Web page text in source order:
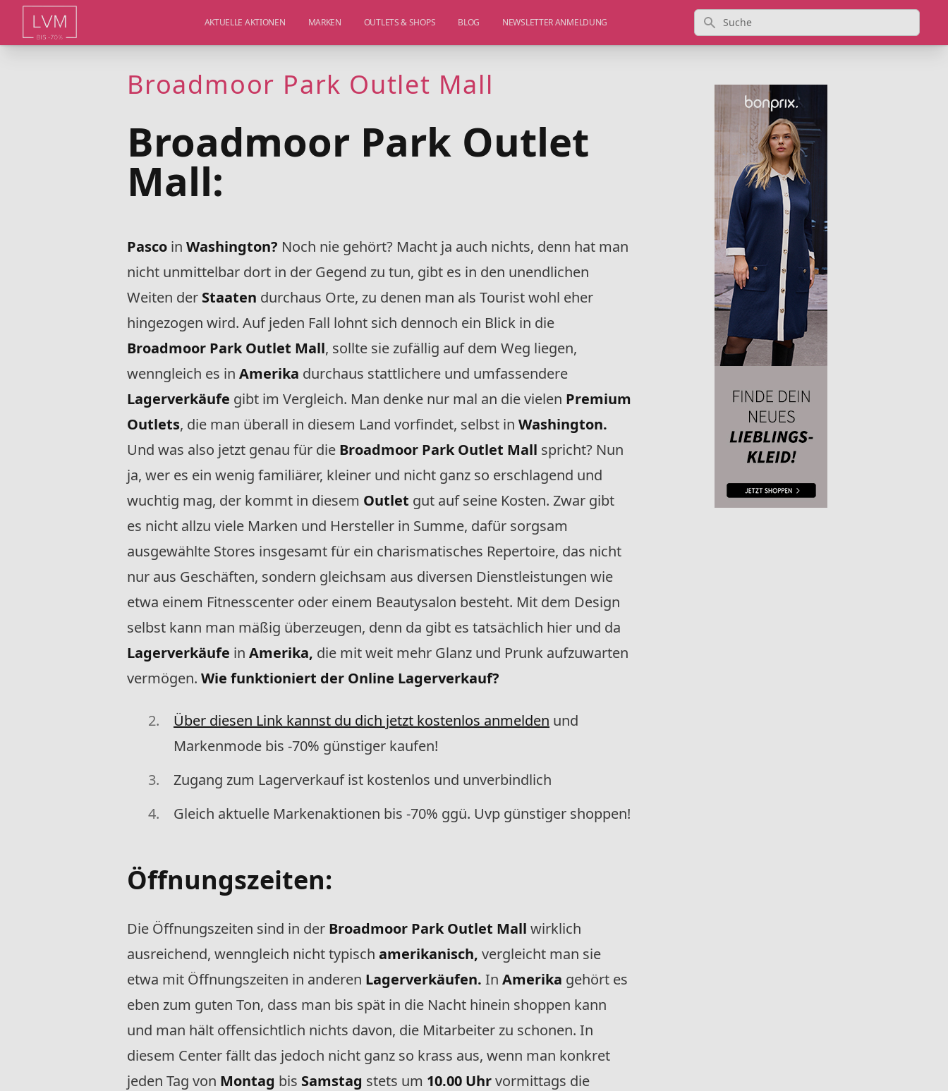
AKTUELLE AKTIONEN MARKEN OUTLETS & SHOPS BLOG NEWSLETTER ANMELDUNG Suche
Broadmoor Park Outlet Mall
Broadmoor Park Outlet
Mall:
Pasco in Washington? Noch nie gehört? Macht ja auch nichts, denn hat man
nicht unmittelbar dort in der Gegend zu tun, gibt es in den unendlichen
Weiten der Staaten durchaus Orte, zu denen man als Tourist wohl eher
hingezogen wird. Auf jeden Fall lohnt sich dennoch ein Blick in die
Broadmoor Park Outlet Mall, sollte sie zufällig auf dem Weg liegen,
wenngleich es in Amerika durchaus stattlichere und umfassendere
Lagerverkäufe gibt im Vergleich. Man denke nur mal an die vielen Premium
Outlets, die man überall in diesem Land vorfindet, selbst in Washington.
Und was also jetzt genau für die Broadmoor Park Outlet Mall spricht? Nun
ja, wer es ein wenig familiärer, kleiner und nicht ganz so erschlagend und
wuchtig mag, der kommt in diesem Outlet gut auf seine Kosten. Zwar gibt
es nicht allzu viele Marken und Hersteller in Summe, dafür sorgsam
ausgewählte Stores insgesamt für ein charismatisches Repertoire, das nicht
nur aus Geschäften, sondern gleichsam aus diversen Dienstleistungen wie
etwa einem Fitnesscenter oder einem Beautysalon besteht. Mit dem Design
selbst kann man mäßig überzeugen, denn da gibt es tatsächlich hier und da
Lagerverkäufe in Amerika, die mit weit mehr Glanz und Prunk aufzuwarten
vermögen. Wie funktioniert der Online Lagerverkauf?
Über diesen Link kannst du dich jetzt kostenlos anmelden und
Markenmode bis -70% günstiger kaufen!
Zugang zum Lagerverkauf ist kostenlos und unverbindlich
Gleich aktuelle Markenaktionen bis -70% ggü. Uvp günstiger shoppen!
Öffnungszeiten:
Die Öffnungszeiten sind in der Broadmoor Park Outlet Mall wirklich
ausreichend, wenngleich nicht typisch amerikanisch, vergleicht man sie
etwa mit Öffnungszeiten in anderen Lagerverkäufen. In Amerika gehört es
eben zum guten Ton, dass man bis spät in die Nacht hinein shoppen kann
und man hält offensichtlich nichts davon, die Mitarbeiter zu schonen. In
diesem Center fällt das jedoch nicht ganz so krass aus, wenn man konkret
jeden Tag von Montag bis Samstag stets um 10.00 Uhrvormittags die